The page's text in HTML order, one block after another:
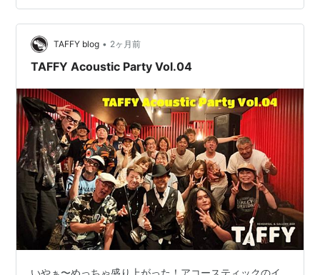
緊張感あり過ぎてたまらんw Hooleysも持ち曲が徐々に増
えてきたし♪( ´▽｀) 出演者のエントリーも増えてきて、
通常…TAFFY blog • 2ヶ月前
TAFFY Acoustic Party Vol.04
いやぁ〜めっちゃ盛り上がった！アコースティックのイ